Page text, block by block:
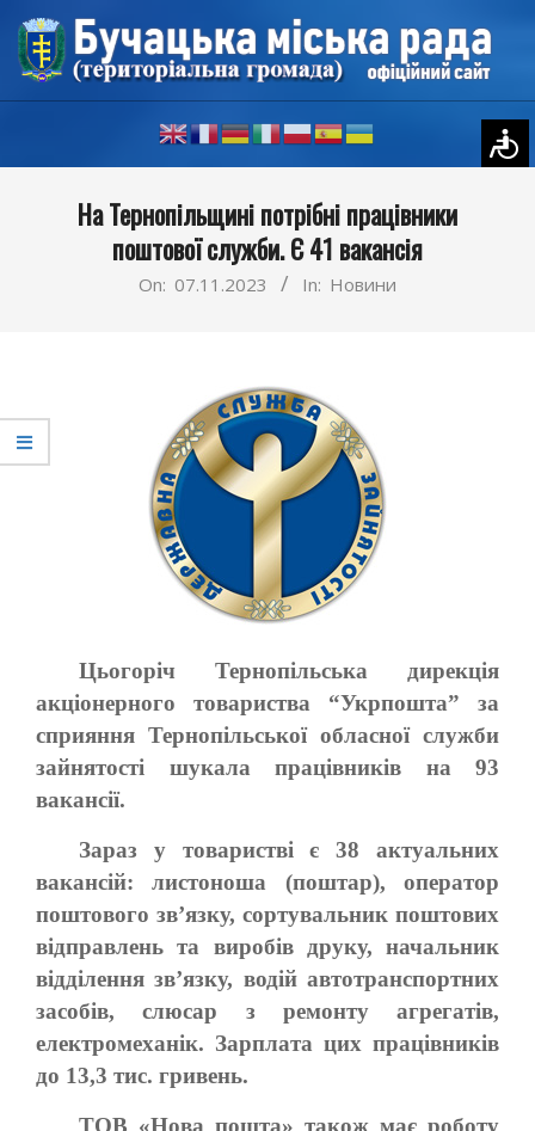
Skip
content
NavigationНа Тернопільщині потрібні працівники
поштової служби. Є 41 вакансія
On: 07.11.2023 In: Новини
Цьогоріч Тернопільська дирекція
акціонерного товариства “Укрпошта” за
сприяння Тернопільської обласної служби
зайнятості шукала працівників на 93
вакансії.
Зараз у товаристві є 38 актуальних
вакансій: листоноша (поштар), оператор
поштового зв’язку, сортувальник поштових
відправлень та виробів друку, начальник
відділення зв’язку, водій автотранспортних
засобів, слюсар з ремонту агрегатів,
електромеханік. Зарплата цих працівників
до 13,3 тис. гривень.
ТОВ «Нова пошта» також має роботу